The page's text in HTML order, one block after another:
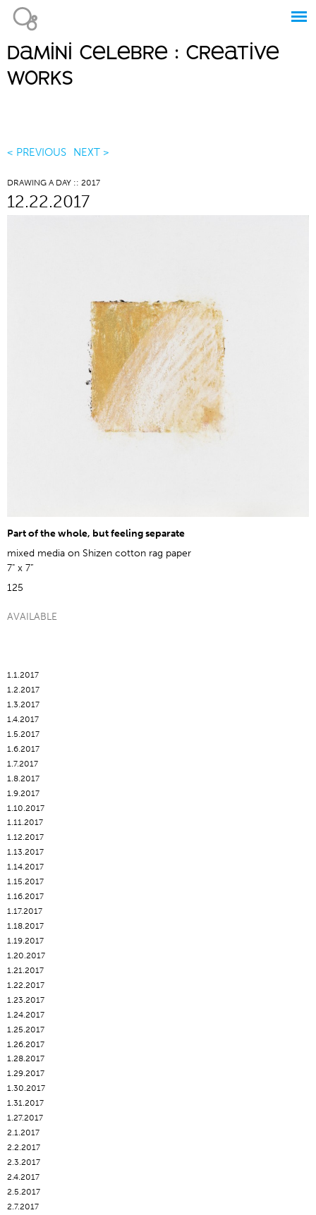
Main
menu
damini celebre : creative
works
< PREVIOUS NEXT >
DRAWING A DAY :: 2017
12.22.2017
Part of the whole, but feeling separate
mixed media on Shizen cotton rag paper
7" x 7”
125
AVAILABLE
1.1.2017
1.2.2017
1.3.2017
1.4.2017
1.5.2017
1.6.2017
1.7.2017
1.8.2017
1.9.2017
1.10.2017
1.11.2017
1.12.2017
1.13.2017
1.14.2017
1.15.2017
1.16.2017
1.17.2017
1.18.2017
1.19.2017
1.20.2017
1.21.2017
1.22.2017
1.23.2017
1.24.2017
1.25.2017
1.26.2017
1.28.2017
1.29.2017
1.30.2017
1.31.2017
1.27.2017
2.1.2017
2.2.2017
2.3.2017
2.4.2017
2.5.2017
2.7.2017